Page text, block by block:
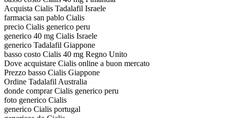
Acquista Cialis Tadalafil Israele
farmacia san pablo Cialis
precio Cialis generico peru
generico 40 mg Cialis Israele
generico Tadalafil Giappone
basso costo Cialis 40 mg Regno Unito
Dove acquistare Cialis online a buon mercato
Prezzo basso Cialis Giappone
Ordine Tadalafil Australia
donde comprar Cialis generico peru
foto generico Cialis
generico Cialis portugal